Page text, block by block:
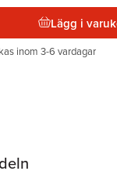
Lägg i
inom 3-6 vardagar